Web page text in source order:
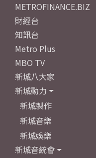
METROFINANCE.BIZ
財經台
知訊台
Metro Plus
MBO TV
新城八大家
新城動力
新城製作
新城音樂
新城娛樂
新城音統會